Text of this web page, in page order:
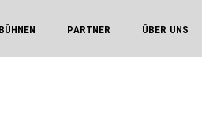
PARTNER ÜBER UNS